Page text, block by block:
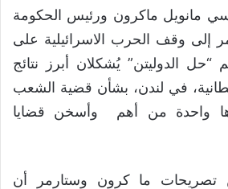
مانويل ماكرون ورئيس الحكومة
إلى وقف الحرب الاسرائيلية على
“حل الدوليتن” يُشكلان أبرز نتائج
في لندن، بشأن قضية الشعب
واحدة من أهم وأسخن قضايا
ما كرون وستارمر أن